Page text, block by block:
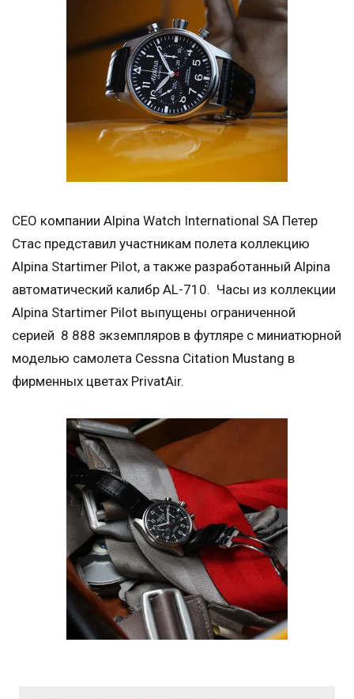
CEO компании Alpina Watch International SA Петер
Стас представил участникам полета коллекцию
Alpina Startimer Pilot, а также разработанный Alpina
автоматический калибр AL-710. Часы из коллекции
Alpina Startimer Pilot выпущены ограниченной
серией 8 888 экземпляров в футляре с миниатюрной
моделью самолета Cessna Citation Mustang в
фирменных цветах PrivatAir.